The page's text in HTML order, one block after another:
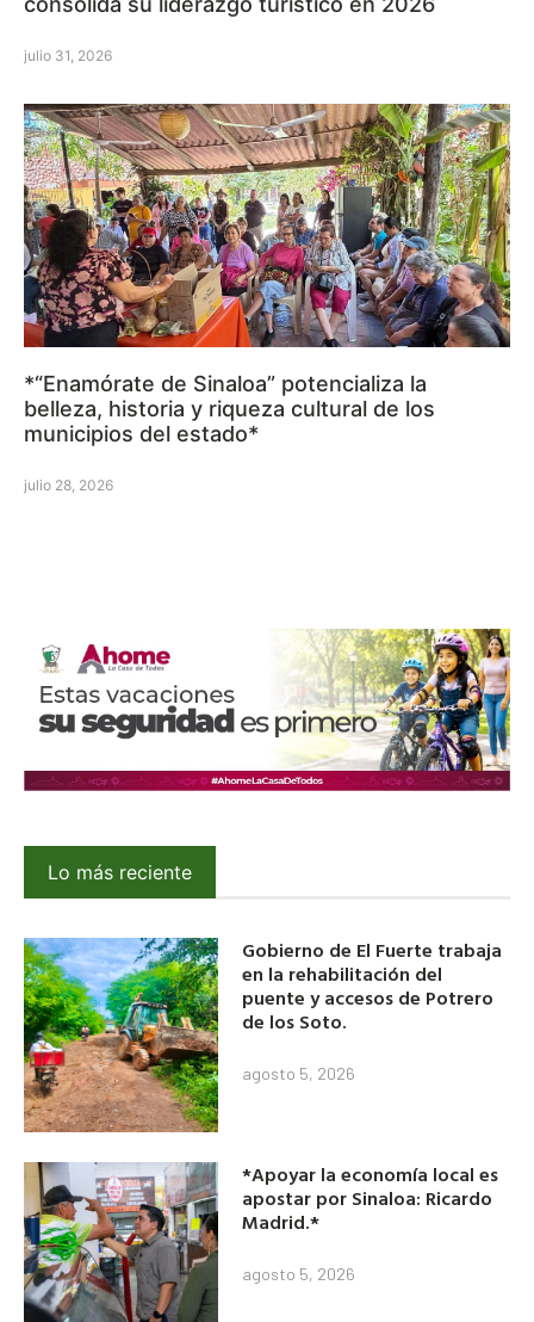
julio 31, 2026
*“Enamórate de Sinaloa” potencializa la
belleza, historia y riqueza cultural de los
municipios del estado*
julio 28, 2026
Lo más reciente
Gobierno de El Fuerte trabaja
en la rehabilitación del
puente y accesos de Potrero
de los Soto.
agosto 5, 2026
*Apoyar la economía local es
apostar por Sinaloa: Ricardo
Madrid.*
agosto 5, 2026